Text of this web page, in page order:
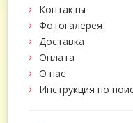
Контакты
Фотогалерея
Доставка
Оплата
О нас
Инструкция по